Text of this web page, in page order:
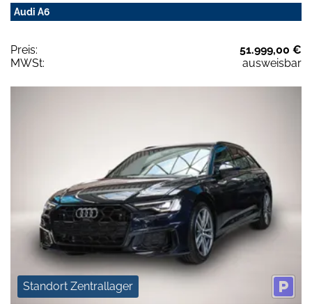
Audi A6
Preis:
51.999,00 €
MWSt:
ausweisbar
Standort Zentrallager